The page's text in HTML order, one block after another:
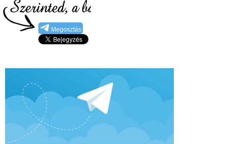
Megosztás